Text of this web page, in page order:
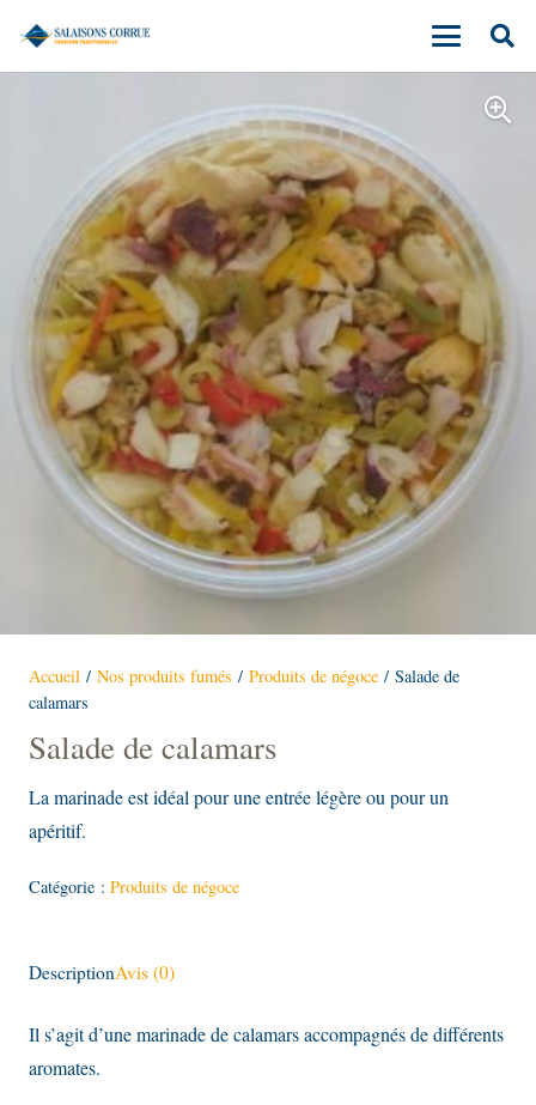
Accueil / Nos produits fumés / Produits de négoce / Salade de
calamars
Salade de calamars
La marinade est idéal pour une entrée légère ou pour un
apéritif.
Catégorie : Produits de négoce
DescriptionAvis (0)
Il s’agit d’une marinade de calamars accompagnés de différents
aromates.